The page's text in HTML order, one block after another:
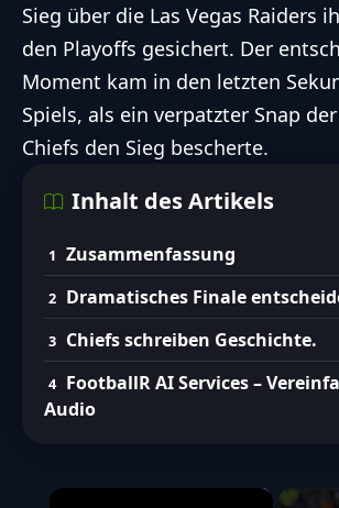
Sieg über die Las Vegas Raiders
den Playoffs gesichert. Der
Moment kam in den letzten
Spiels, als ein verpatzter Snap
Chiefs den Sieg bescherte.
Inhalt des Artikels
Zusammenfassung
Dramatisches Finale
Chiefs schreiben Geschichte.
FootballR AI Services –
Audio
×